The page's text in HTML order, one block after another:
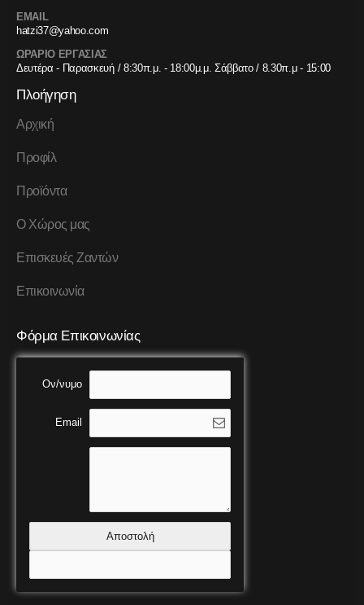
EMAIL
hatzi37@yahoo.com
ΩΡΑΡΙΟ ΕΡΓΑΣΙΑΣ
Δευτέρα - Παρασκευή / 8:30π.μ. - 18:00μ.μ. Σάββατο / 8.30π.μ - 15:00
Πλοήγηση
Αρχική
Προφίλ
Προϊόντα
Ο Χώρος μας
Επισκευές Ζαντών
Επικοινωνία
Φόρμα Επικοινωνίας
Ον/νυμο
Email
Αποστολή